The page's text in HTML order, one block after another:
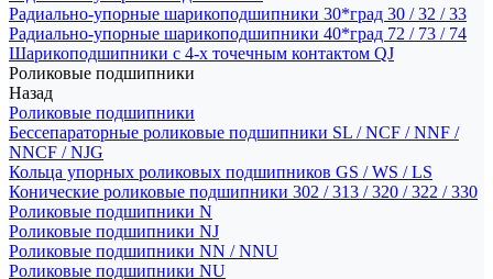
Радиально-упорные шарикоподшипники 30*град 30 / 32 / 33
Радиально-упорные шарикоподшипники 40*град 72 / 73 / 74
Шарикоподшипники с 4-х точечным контактом QJ
Роликовые подшипники
Назад
Роликовые подшипники
Бессепараторные роликовые подшипники SL / NCF / NNF /
NNCF / NJG
Кольца упорных роликовых подшипников GS / WS / LS
Конические роликовые подшипники 302 / 313 / 320 / 322 / 330
Роликовые подшипники N
Роликовые подшипники NJ
Роликовые подшипники NN / NNU
Роликовые подшипники NU